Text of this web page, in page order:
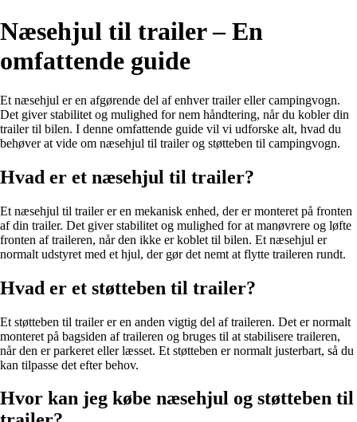
Næsehjul til trailer – En
omfattende guide
Et næsehjul er en afgørende del af enhver trailer eller campingvogn.
Det giver stabilitet og mulighed for nem håndtering, når du kobler din
trailer til bilen. I denne omfattende guide vil vi udforske alt, hvad du
behøver at vide om næsehjul til trailer og støtteben til campingvogn.
Hvad er et næsehjul til trailer?
Et næsehjul til trailer er en mekanisk enhed, der er monteret på fronten
af ​​din trailer. Det giver stabilitet og mulighed for at manøvrere og løfte
fronten af ​​traileren, når den ikke er koblet til bilen. Et næsehjul er
normalt udstyret med et hjul, der gør det nemt at flytte traileren rundt.
Hvad er et støtteben til trailer?
Et støtteben til trailer er en anden vigtig del af traileren. Det er normalt
monteret på bagsiden af ​​traileren og bruges til at stabilisere traileren,
når den er parkeret eller læsset. Et støtteben er normalt justerbart, så du
kan tilpasse det efter behov.
Hvor kan jeg købe næsehjul og støtteben til